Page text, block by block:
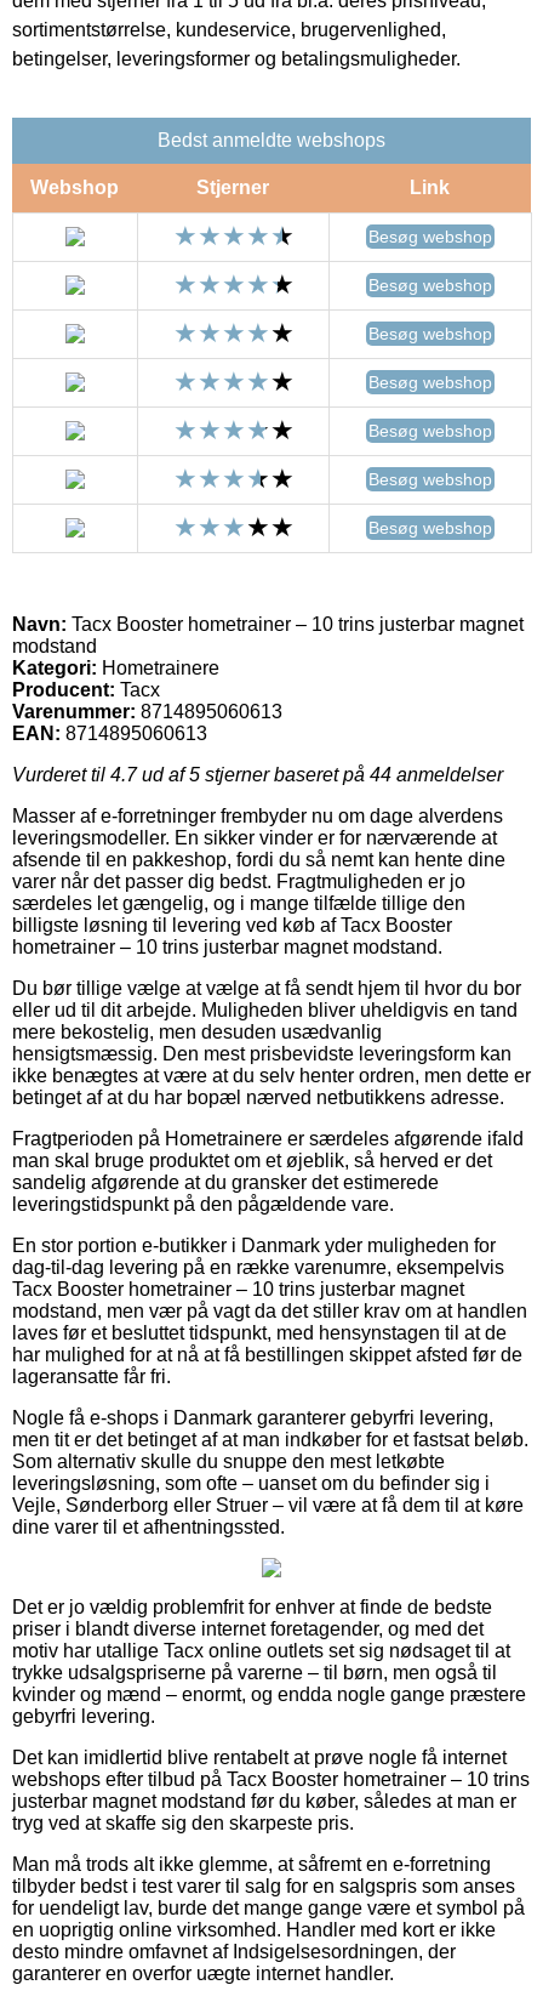
sortimentstørrelse, kundeservice, brugervenlighed,
betingelser, leveringsformer og betalingsmuligheder.
Bedst anmeldte webshops
Webshop Stjerner Link
Besøg webshop
Besøg webshop
Besøg webshop
Besøg webshop
Besøg webshop
Besøg webshop
Besøg webshop
Navn: Tacx Booster hometrainer – 10 trins justerbar magnet
modstand
Kategori: Hometrainere
Producent: Tacx
Varenummer: 8714895060613
EAN: 8714895060613
Vurderet til 4.7ud af 5 stjerner baseret på 44 anmeldelser
Masser af e-forretninger frembyder nu om dage alverdens
leveringsmodeller. En sikker vinder er for nærværende at
afsende til en pakkeshop, fordi du så nemt kan hente dine
varer når det passer dig bedst. Fragtmuligheden er jo
særdeles let gængelig, og i mange tilfælde tillige den
billigste løsning til levering ved køb af Tacx Booster
hometrainer – 10 trins justerbar magnet modstand.
Du bør tillige vælge at vælge at få sendt hjem til hvor du bor
eller ud til dit arbejde. Muligheden bliver uheldigvis en tand
mere bekostelig, men desuden usædvanlig
hensigtsmæssig. Den mest prisbevidste leveringsform kan
ikke benægtes at være at du selv henter ordren, men dette er
betinget af at du har bopæl nærved netbutikkens adresse.
Fragtperioden på Hometrainere er særdeles afgørende ifald
man skal bruge produktet om et øjeblik, så herved er det
sandelig afgørende at du gransker det estimerede
leveringstidspunkt på den pågældende vare.
En stor portion e-butikker i Danmark yder muligheden for
dag-til-dag levering på en række varenumre, eksempelvis
Tacx Booster hometrainer – 10 trins justerbar magnet
modstand, men vær på vagt da det stiller krav om at handlen
laves før et besluttet tidspunkt, med hensynstagen til at de
har mulighed for at nå at få bestillingen skippet afsted før de
lageransatte får fri.
Nogle få e-shops i Danmark garanterer gebyrfri levering,
men tit er det betinget af at man indkøber for et fastsat beløb.
Som alternativ skulle du snuppe den mest letkøbte
leveringsløsning, som ofte – uanset om du befinder sig i
Vejle, Sønderborg eller Struer – vil være at få dem til at køre
dine varer til et afhentningssted.
Det er jo vældig problemfrit for enhver at finde de bedste
priser i blandt diverse internet foretagender, og med det
motiv har utallige Tacx online outlets set sig nødsaget til at
trykke udsalgspriserne på varerne – til børn, men også til
kvinder og mænd – enormt, og endda nogle gange præstere
gebyrfri levering.
Det kan imidlertid blive rentabelt at prøve nogle få internet
webshops efter tilbud på Tacx Booster hometrainer – 10 trins
justerbar magnet modstand før du køber, således at man er
tryg ved at skaffe sig den skarpeste pris.
Man må trods alt ikke glemme, at såfremt en e-forretning
tilbyder bedst i test varer til salg for en salgspris som anses
for uendeligt lav, burde det mange gange være et symbol på
en uoprigtig online virksomhed. Handler med kort er ikke
desto mindre omfavnet af Indsigelsesordningen, der
garanterer en overfor uægte internet handler.